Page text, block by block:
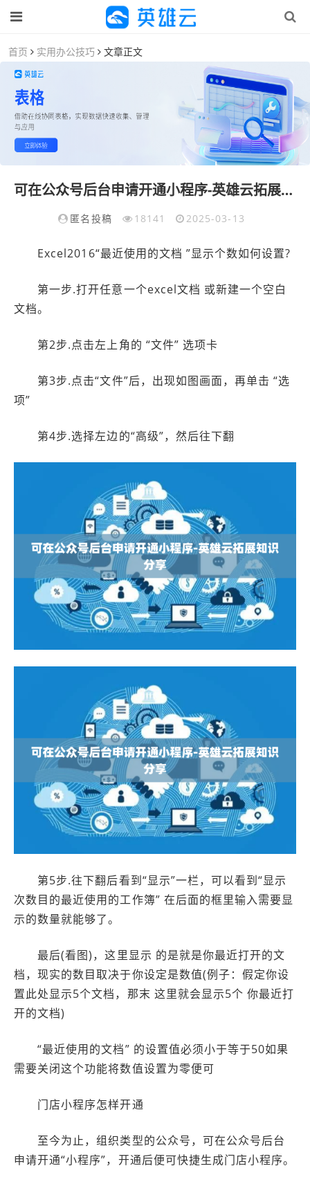
首页 实用办公技巧 文章正文
可在公众号后台申请开通小程序-英雄云拓展知识分享
匿名投稿 18141 2025-03-13
Excel2016“最近使用的文档 ”显示个数如何设置?
第一步.打开任意一个excel文档 或新建一个空白
文档。
第2步.点击左上角的 “文件” 选项卡
第3步.点击“文件”后，出现如图画面，再单击 “选
项”
第4步.选择左边的“高级”，然后往下翻
第5步.往下翻后看到“显示”一栏，可以看到“显示
次数目的最近使用的工作簿” 在后面的框里输入需要显
示的数量就能够了。
最后(看图)，这里显示 的是就是你最近打开的文
档，现实的数目取决于你设定是数值(例子：假定你设
置此处显示5个文档，那末 这里就会显示5个 你最近打
开的文档)
“最近使用的文档” 的设置值必须小于等于50如果
需要关闭这个功能将数值设置为零便可
门店小程序怎样开通
至今为止，组织类型的公众号，可在公众号后台
申请开通“小程序”，开通后便可快捷生成门店小程序。